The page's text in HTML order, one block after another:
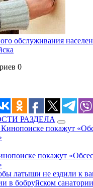
обслуживания
0
РАЗДЕЛА
покажут